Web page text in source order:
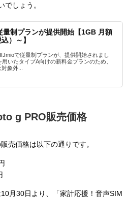
でしょう。
量制プランが提供開始【1GB 月額
）～】
で従量制プランが、提供開始されまし
いたタイプA向けの新料金プランのため、
象外...
g PRO販売価格
売価格は以下の通りです。
月30日より、「家計応援！音声SIM